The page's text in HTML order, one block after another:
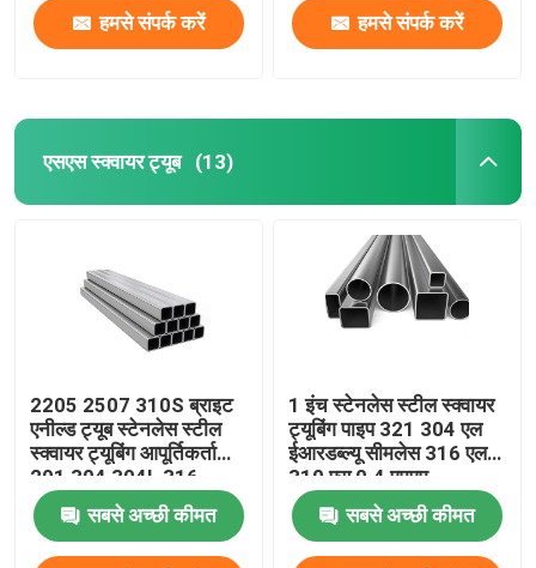
हमसे संपर्क करें हमसे संपर्क करें
एसएस स्क्वायर ट्यूब (13)
2205 2507 310S ब्राइट
एनील्ड ट्यूब स्टेनलेस स्टील
स्क्वायर ट्यूबिंग आपूर्तिकर्ता
201 304 304L 316
316L
सबसे अच्छी कीमत
1 इंच स्टेनलेस स्टील स्क्वायर
ट्यूबिंग पाइप 321 304 एल
ईआरडब्ल्यू सीमलेस 316 एल
310 एस 0.4 एमएम
सबसे अच्छी कीमत